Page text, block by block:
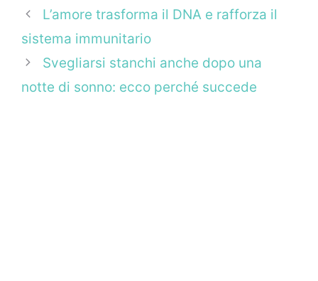
L’amore trasforma il DNA e rafforza il
sistema immunitario
Svegliarsi stanchi anche dopo una
notte di sonno: ecco perché succede